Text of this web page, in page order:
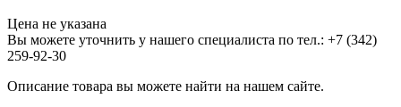
Цена не указана
Вы можете уточнить у нашего специалиста по тел.: +7 (342)
259-92-30
Описание товара вы можете найти на нашем сайте.